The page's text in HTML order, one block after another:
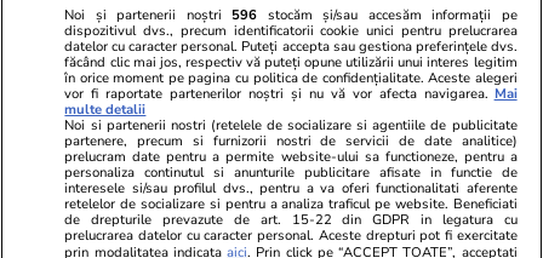
Viva.ro
Unica.ro
Noi și partenerii noștri 596 stocăm și/sau accesăm informații pe
dispozitivul dvs., precum identificatorii cookie unici pentru prelucrarea
datelor cu caracter personal. Puteți accepta sau gestiona preferințele dvs.
făcând clic mai jos, respectiv vă puteți opune utilizării unui interes legitim
în orice moment pe pagina cu politica de confidențialitate. Aceste alegeri
vor fi raportate partenerilor noștri și nu vă vor afecta navigarea. Mai
multe detalii
Noi si partenerii nostri (retelele de socializare si agentiile de publicitate
partenere, precum si furnizorii nostri de servicii de date analitice)
prelucram date pentru a permite website-ului sa functioneze, pentru a
personaliza continutul si anunturile publicitare afisate in functie de
interesele si/sau profilul dvs., pentru a va oferi functionalitati aferente
retelelor de socializare si pentru a analiza traficul pe website. Beneficiati
de drepturile prevazute de art. 15-22 din GDPR in legatura cu
prelucrarea datelor cu caracter personal. Aceste drepturi pot fi exercitate
prin modalitatea indicataaici. Prin click pe “ACCEPT TOATE”, acceptati